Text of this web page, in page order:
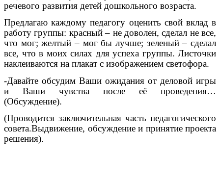
речевого развития детей дошкольного возраста.
Предлагаю каждому педагогу оценить свой вклад в
работу группы: красный – не доволен, сделал не все,
что мог; желтый – мог бы лучше; зеленый – сделал
все, что в моих силах для успеха группы. Листочки
наклеиваются на плакат с изображением светофора.
-Давайте обсудим Ваши ожидания от деловой игры
и Ваши чувства после её проведения…
(Обсуждение).
(Проводится заключительная часть педагогического
совета.Выдвижение, обсуждение и принятие проекта
решения).